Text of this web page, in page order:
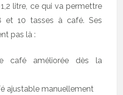
litre, ce qui va permettre
et 10 tasses à café. Ses
pas là :
café améliorée dès la
ajustable manuellement